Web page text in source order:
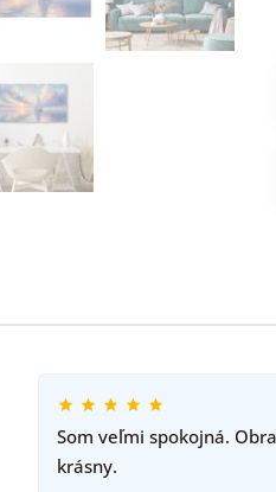
Som veľmi spokojná.
krásny.